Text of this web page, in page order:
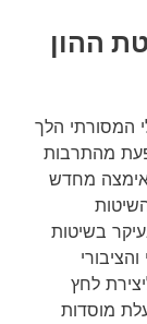
ההון
המסורתי הלך
מהתרבות
אימצה מחדש
בשיטות
לחץ
מוסדות